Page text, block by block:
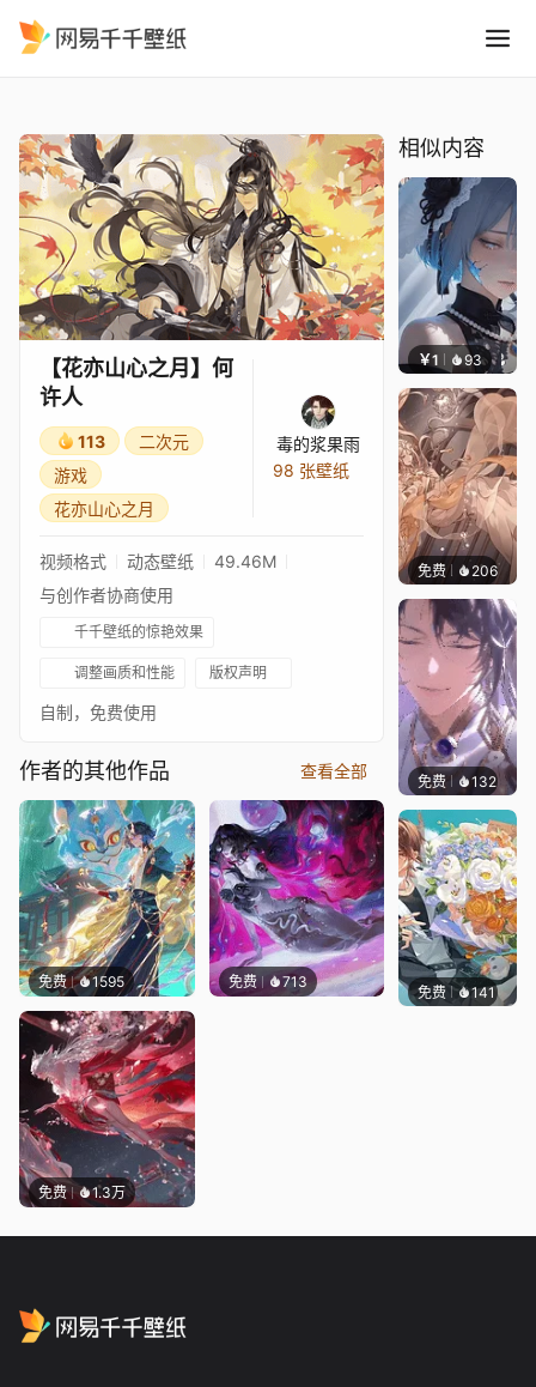
【花亦山心之月】何
许人
113
二次元
游戏
花亦山心之月
毒的浆果雨
98 张壁纸
视频格式 动态壁纸
49.46M
与创作者协商使用
千千壁纸的惊艳效果
调整画质和性能 版权声明
自制，免费使用
作者的其他作品 查看全部
免费 1595 免费 713
免费 1.3万
相似内容
￥1 93 辰东
免费 206毒的
免费 132毒的
免费 141毒的